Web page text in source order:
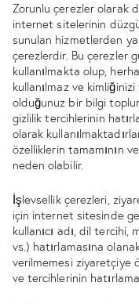
Zorunlu çerezler olarak
internet sitelerinin
sunulan hizmetlerden
çerezlerdir. Bu çerezler
kullanılmakta olup,
kullanılmaz ve
olduğunuz bir bilgi
gizlilik tercihlerinin
olarak
özelliklerin tamamının
neden olabilir.
İşlevsellik çerezleri,
için internet sitesinde
kullanıcı adı, dil
vs.) hatırlamasına
verilmemesi ziyaretçiye
ve tercihlerinin